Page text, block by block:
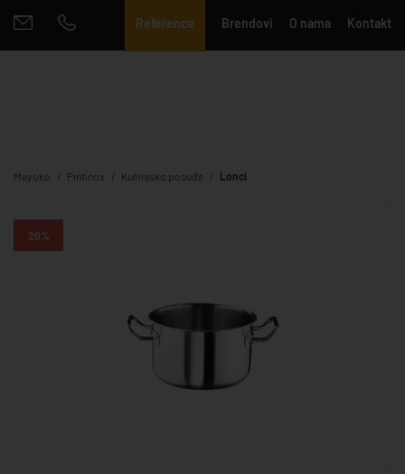
Reference Brendovi O nama Kontakt
Mayoko Pintinox Kuhinjsko posuđe Lonci
20%